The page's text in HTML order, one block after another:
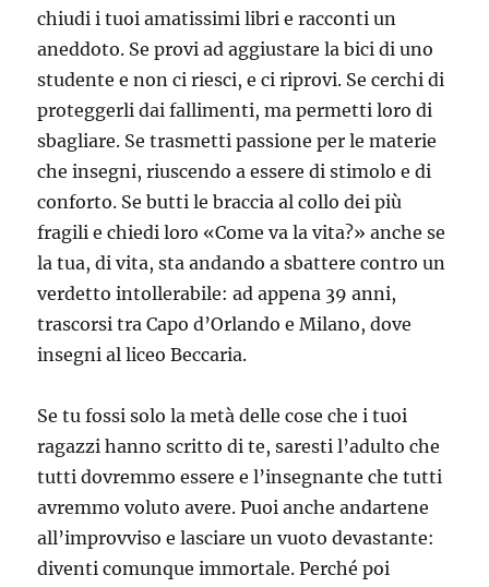
chiudi i tuoi amatissimi libri e racconti un
aneddoto. Se provi ad aggiustare la bici di uno
studente e non ci riesci, e ci riprovi. Se cerchi di
proteggerli dai fallimenti, ma permetti loro di
sbagliare. Se trasmetti passione per le materie
che insegni, riuscendo a essere di stimolo e di
conforto. Se butti le braccia al collo dei più
fragili e chiedi loro «Come va la vita?» anche se
la tua, di vita, sta andando a sbattere contro un
verdetto intollerabile: ad appena 39 anni,
trascorsi tra Capo d’Orlando e Milano, dove
insegni al liceo Beccaria.
Se tu fossi solo la metà delle cose che i tuoi
ragazzi hanno scritto di te, saresti l’adulto che
tutti dovremmo essere e l’insegnante che tutti
avremmo voluto avere. Puoi anche andartene
all’improvviso e lasciare un vuoto devastante:
diventi comunque immortale. Perché poi